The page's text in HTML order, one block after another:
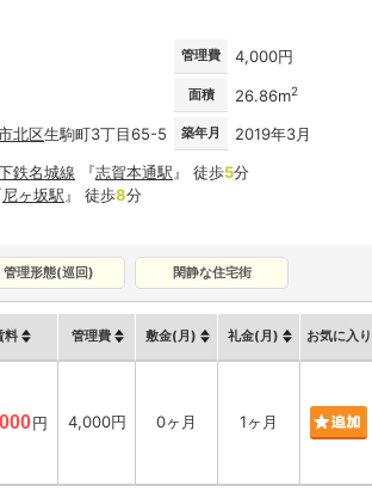
管理費 4,000円
面積 26.86m2
北区生駒町3丁目65-5 築年月 2019年3月
鉄名城線 『志賀本通駅 』 徒歩5分
尼ヶ坂駅 』 徒歩8分
管理形態(巡回) 閑静な住宅街
料 管理費 敷金(月) 礼金(月) お気に入り
円 4,000円 0ヶ月 1ヶ月